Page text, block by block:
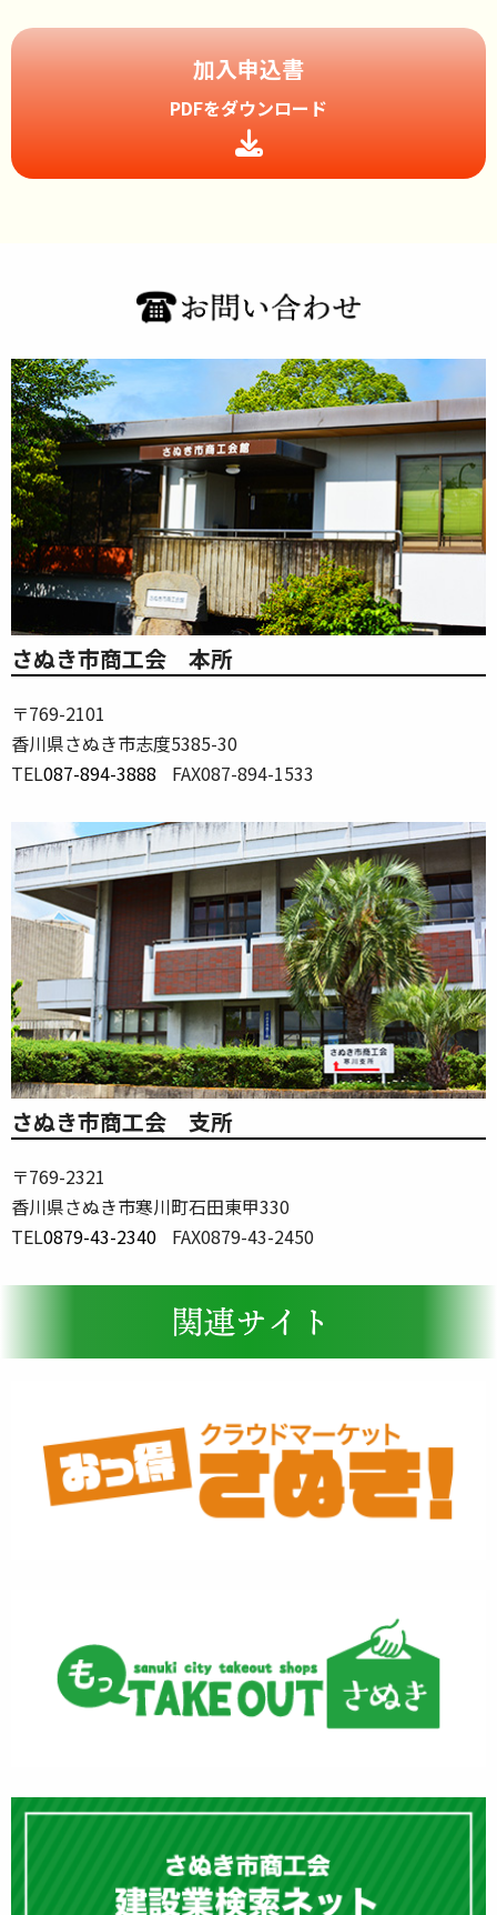
加入申込書
PDFをダウンロード
さぬき市商工会 本所
〒769-2101
香川県さぬき市志度5385-30
TEL087-894-3888 FAX087-894-1533
さぬき市商工会 支所
〒769-2321
香川県さぬき市寒川町石田東甲330
TEL0879-43-2340 FAX0879-43-2450